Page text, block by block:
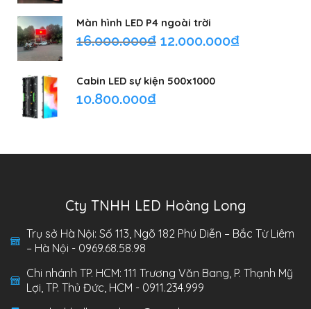
Màn hình LED P4 ngoài trời
16.000.000₫ 12.000.000₫
Cabin LED sự kiện 500x1000
10.800.000₫
Cty TNHH LED Hoàng Long
Trụ sở Hà Nội: Số 113, Ngõ 182 Phú Diễn – Bắc Từ Liêm
– Hà Nội - 0969.68.58.98
Chi nhánh TP. HCM: 111 Trương Văn Bang, P. Thạnh Mỹ
Lợi, TP. Thủ Đức, HCM - 0911.234.999